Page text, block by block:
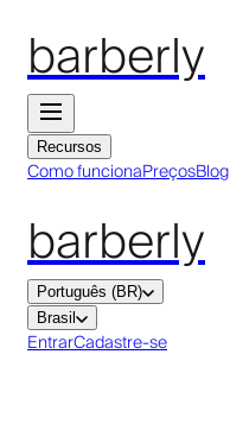
barberly
Recursos
Como funcionaPreçosBlog
barberly
Português (BR)
Brasil
EntrarCadastre-se